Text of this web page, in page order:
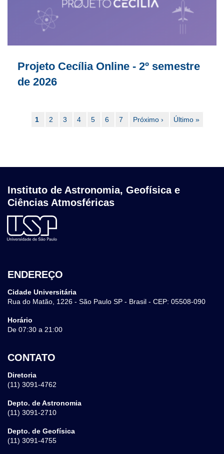
Projeto Cecília Online - 2º semestre
de 2026
PaginaçãoPágina
1 Page
2 Page
3 Page
4 Page
5 Page
6 Page
7
Próxima
Próximo ›
Última
Último »
Instituto de Astronomia, Geofísica e
Ciências Atmosféricas
ENDEREÇO
Cidade Universitária
Rua do Matão, 1226 - São Paulo SP - Brasil - CEP: 05508-090
Horário
De 07:30 a 21:00
CONTATO
Diretoria
(11) 3091-4762
Depto. de Astronomia
(11) 3091-2710
Depto. de Geofísica
(11) 3091-4755